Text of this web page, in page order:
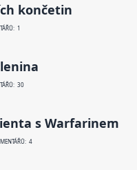
končetin
1
30
s Warfarinem
4